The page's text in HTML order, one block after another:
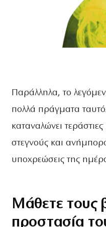
Παράλληλα, το
πολλά πράγματα
καταναλώνει
στεγνούς και
υποχρεώσεις της
Μάθετε τους
προστασία